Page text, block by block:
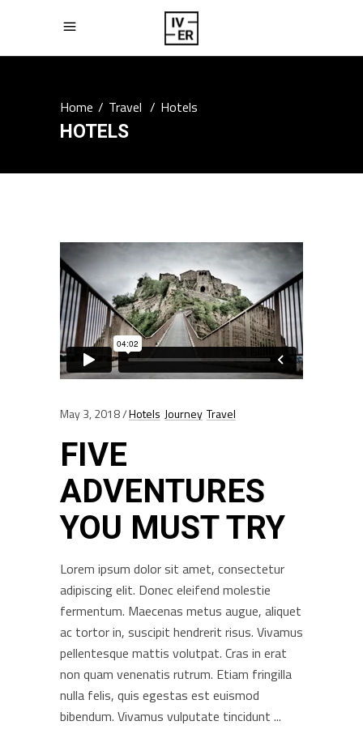
Home/Travel /Hotels
HOTELS
May 3, 2018 Hotels Journey Travel
FIVE
ADVENTURES
YOU MUST TRY
Lorem ipsum dolor sit amet, consectetur
adipiscing elit. Donec eleifend molestie
fermentum. Maecenas metus augue, aliquet
ac tortor in, suscipit hendrerit risus. Vivamus
pellentesque mattis volutpat. Cras in erat
non quam venenatis rutrum. Etiam fringilla
nulla felis, quis egestas est euismod
bibendum. Vivamus vulputate tincidunt